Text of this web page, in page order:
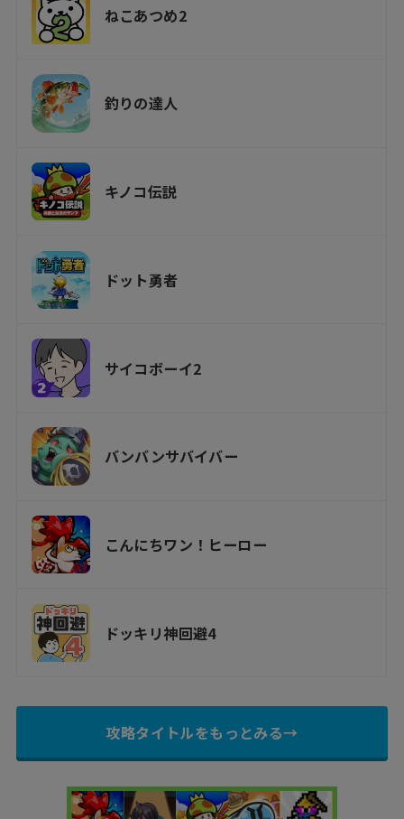
ねこあつめ2
釣りの達人
キノコ伝説
ドット勇者
サイコボーイ2
バンバンサバイバー
こんにちワン！ヒーロー
ドッキリ神回避4
攻略タイトルをもっとみる→